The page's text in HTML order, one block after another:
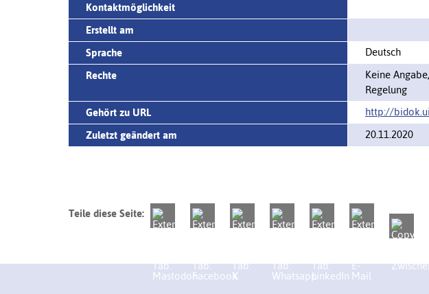
Kontaktmöglichkeit
Erstellt am
Sprache
Deutsch
Rechte
Keine
Regelung
Gehört zu URL
http://‌
Zuletzt geändert am
20.11.2020
Teile diese Seite: